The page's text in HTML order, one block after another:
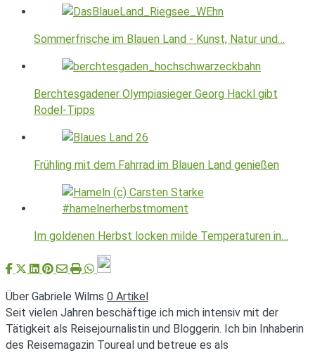
Sommerfrische im Blauen Land - Kunst, Natur und…
Berchtesgadener Olympiasieger Georg Hackl gibt
Rodel-Tipps
Frühling mit dem Fahrrad im Blauen Land genießen
Im goldenen Herbst locken milde Temperaturen in…
Über Gabriele Wilms 0 Artikel
Seit vielen Jahren beschäftige ich mich intensiv mit der
Tätigkeit als Reisejournalistin und Bloggerin. Ich bin Inhaberin
des Reisemagazin Toureal und betreue es als